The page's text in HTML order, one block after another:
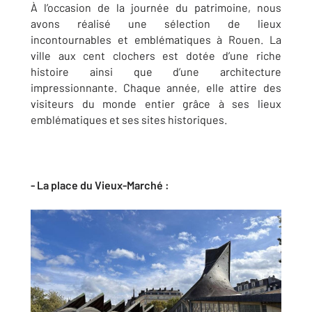
À l’occasion de la journée du patrimoine, nous
avons réalisé une sélection de lieux
incontournables et emblématiques à Rouen. La
ville aux cent clochers est dotée d’une riche
histoire ainsi que d’une architecture
impressionnante. Chaque année, elle attire des
visiteurs du monde entier grâce à ses lieux
emblématiques et ses sites historiques.
- La place du Vieux-Marché :